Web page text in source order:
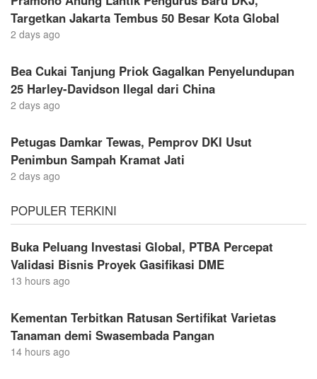
Targetkan Jakarta Tembus 50 Besar Kota Global
2 days ago
Bea Cukai Tanjung Priok Gagalkan Penyelundupan
25 Harley-Davidson Ilegal dari China
2 days ago
Petugas Damkar Tewas, Pemprov DKI Usut
Penimbun Sampah Kramat Jati
2 days ago
POPULER TERKINI
Buka Peluang Investasi Global, PTBA Percepat
Validasi Bisnis Proyek Gasifikasi DME
13 hours ago
Kementan Terbitkan Ratusan Sertifikat Varietas
Tanaman demi Swasembada Pangan
14 hours ago